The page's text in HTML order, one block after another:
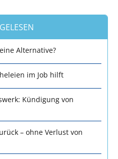
Alternative?
im Job hilft
Kündigung von
– ohne Verlust von